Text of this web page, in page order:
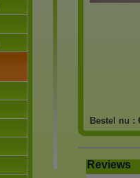
Bestel nu :
Reviews